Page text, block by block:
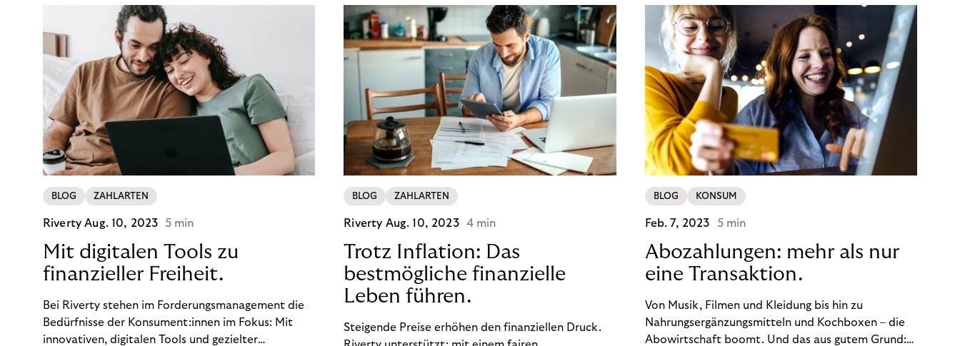
BLOG ZAHLARTEN
RivertyAug. 10, 2023 5 min
Mit digitalen Tools zu
finanzieller Freiheit.
Bei Riverty stehen im Forderungsmanagement die
Bedürfnisse der Konsument:innen im Fokus: Mit
innovativen, digitalen Tools und gezielter
BLOG ZAHLARTEN
Riverty Aug. 10, 2023 4 min
Trotz Inflation: Das
bestmögliche finanzielle
Leben führen.
Steigende Preise erhöhen den finanziellen Druck.
BLOG KONSUM
Feb. 7, 2023 5 min
Abozahlungen: mehr als nur
eine Transaktion.
Von Musik, Filmen und Kleidung bis hin zu
Nahrungsergänzungsmitteln und Kochboxen – die
Abowirtschaft boomt. Und das aus gutem Grund: